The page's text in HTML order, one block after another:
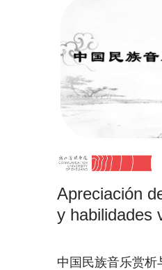
Apreciación
y habilidades
中国民族音乐赏析